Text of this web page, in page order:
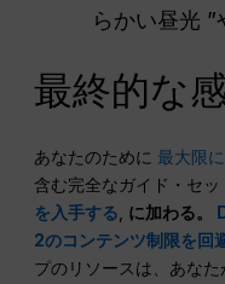
らかい昼光 ”
最終的な
あなたのために最大限
含む完全なガイド・セッ
を入手する に加わる。
2のコンテンツ制限を回
プのリソースは、あな